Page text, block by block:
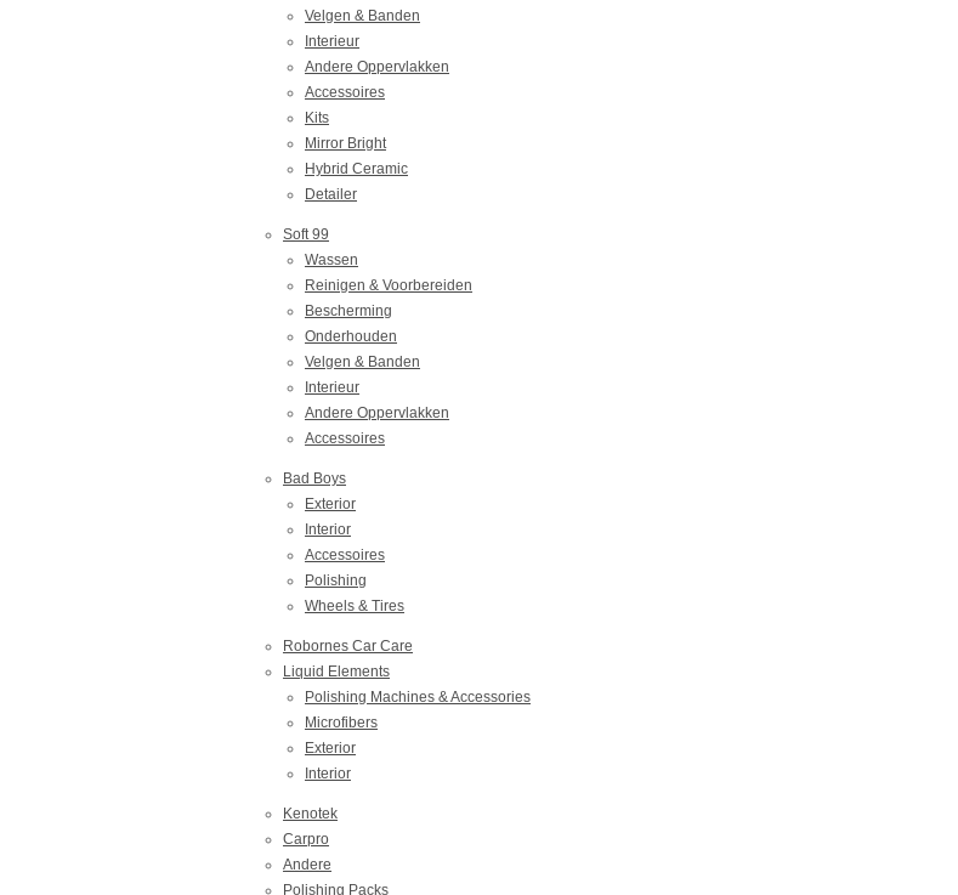
Velgen & Banden
Interieur
Andere Oppervlakken
Accessoires
Kits
Mirror Bright
Hybrid Ceramic
Detailer
Soft 99
Wassen
Reinigen & Voorbereiden
Bescherming
Onderhouden
Velgen & Banden
Interieur
Andere Oppervlakken
Accessoires
Bad Boys
Exterior
Interior
Accessoires
Polishing
Wheels & Tires
Robornes Car Care
Liquid Elements
Polishing Machines & Accessories
Microfibers
Exterior
Interior
Kenotek
Carpro
Andere
Polishing Packs